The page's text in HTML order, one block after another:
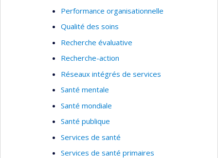
Performance organisationnelle
Qualité des soins
Recherche évaluative
Recherche-action
Réseaux intégrés de services
Santé mentale
Santé mondiale
Santé publique
Services de santé
Services de santé primaires